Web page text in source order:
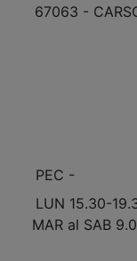
67063 -
PEC -
LUN 15.30-
MAR al SAB